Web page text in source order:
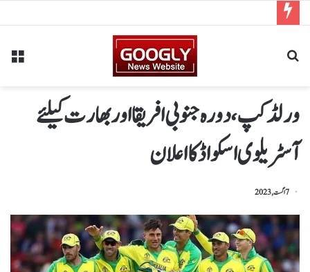
ورلڈکپ،دورہ جنوبی افریقا اور بھارت کیلئے
آسٹریلوی اسکواڈ کا اعلان
7 اگست, 2023